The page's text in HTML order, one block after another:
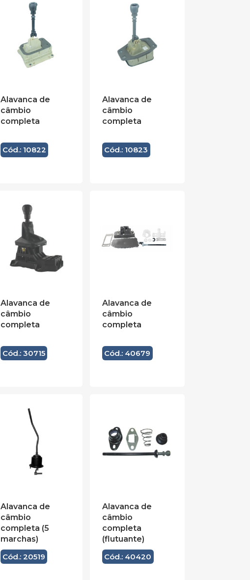
Alavanca de
câmbio
completa
Cód.: 10822
Alavanca de
câmbio
completa
Cód.: 10823
Alavanca de
câmbio
completa
Cód.: 30715
Alavanca de
câmbio
completa
Cód.: 40679
Alavanca de
câmbio
completa (5
marchas)
Cód.: 20519
Alavanca de
câmbio
completa
(flutuante)
Cód.: 40420